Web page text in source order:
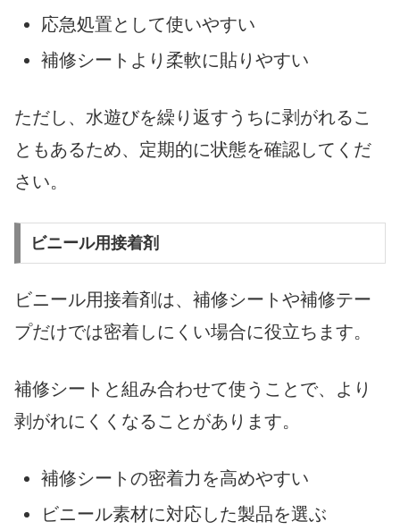
応急処置として使いやすい
補修シートより柔軟に貼りやすい
ただし、水遊びを繰り返すうちに剥がれるこ
ともあるため、定期的に状態を確認してくだ
さい。
ビニール用接着剤
ビニール用接着剤は、補修シートや補修テー
プだけでは密着しにくい場合に役立ちます。
補修シートと組み合わせて使うことで、より
剥がれにくくなることがあります。
補修シートの密着力を高めやすい
ビニール素材に対応した製品を選ぶ